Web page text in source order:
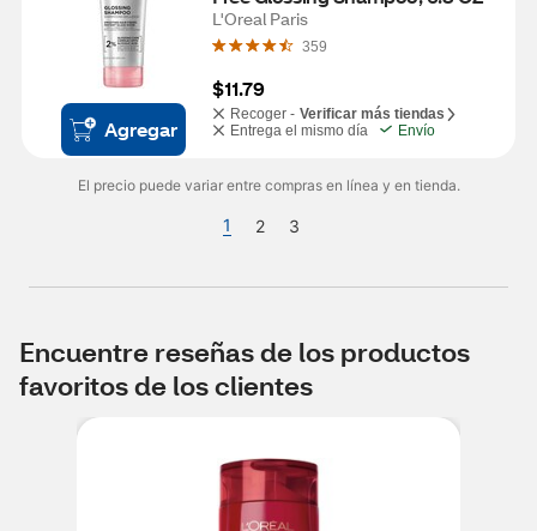
Agregar
L'Oreal Paris
359
$11.79
Recoger - Verificar más tiendas
Entrega el mismo día
Envío
El precio puede variar entre compras en línea y en tienda.
1 2 3
Encuentre reseñas de los productos
favoritos de los clientes